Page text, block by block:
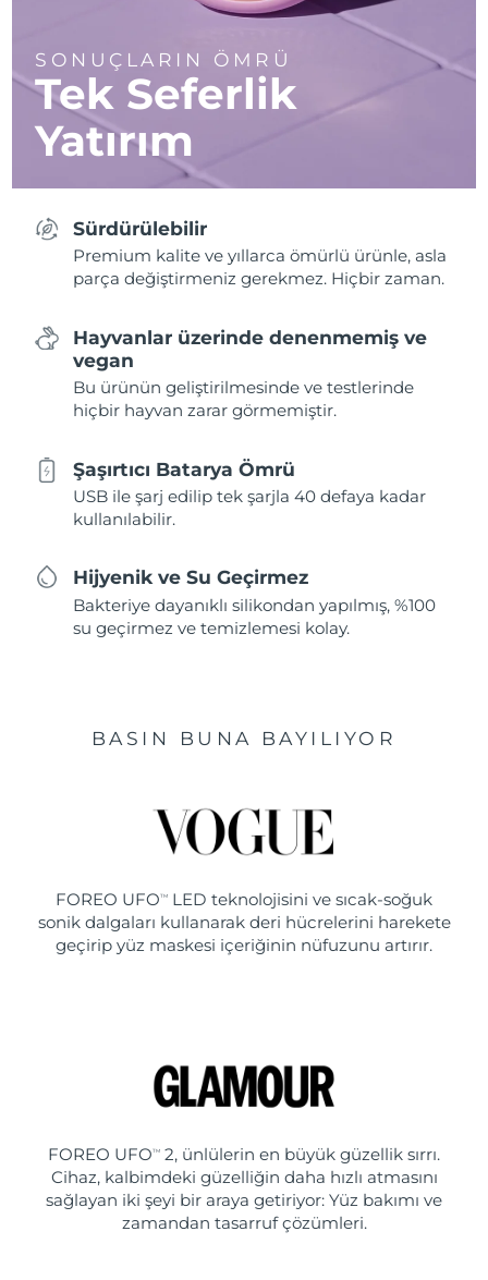
SONUÇLARIN ÖMRÜ
Tek Seferlik
Yatırım
Sürdürülebilir
Premium kalite ve yıllarca ömürlü ürünle, asla
parça değiştirmeniz gerekmez. Hiçbir zaman.
Hayvanlar üzerinde denenmemiş ve
vegan
Bu ürünün geliştirilmesinde ve testlerinde
hiçbir hayvan zarar görmemiştir.
Şaşırtıcı Batarya Ömrü
USB ile şarj edilip tek şarjla 40 defaya kadar
kullanılabilir.
Hijyenik ve Su Geçirmez
Bakteriye dayanıklı silikondan yapılmış, %100
su geçirmez ve temizlemesi kolay.
BASIN BUNA BAYILIYOR
FOREO UFO TM
LED teknolojisini ve sıcak-soğuk
sonik dalgaları kullanarak deri hücrelerini harekete
geçirip yüz maskesi içeriğinin nüfuzunu artırır.
FOREO UFO TM
2, ünlülerin en büyük güzellik sırrı.
Cihaz, kalbimdeki güzelliğin daha hızlı atmasını
sağlayan iki şeyi bir araya getiriyor: Yüz bakımı ve
zamandan tasarruf çözümleri.